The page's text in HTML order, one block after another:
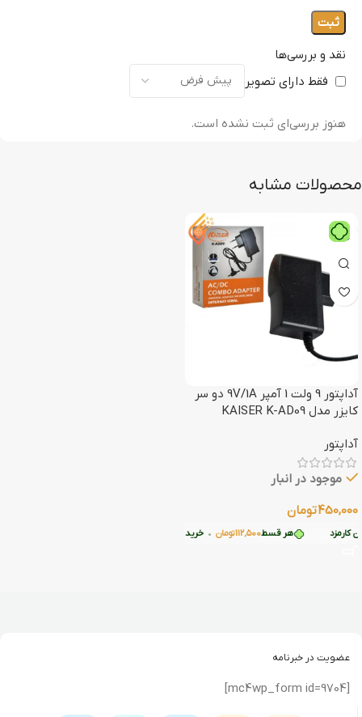
نقد و بررسی‌ها
فقط دارای تصویر
هنوز بررسی‌ای ثبت نشده است.
محصولات مشابه
هر قسط112,500تومان • خرید قسطی با ترب‌پی بدون کارمزد
آداپتور 9 ولت 1 آمپر 9V/1A دو سر
کایزر مدل KAISER K-AD09
آداپتور
موجود در انبار
450,000تومان
افزودن به سبد خرید
عضویت در خبرنامه
[mc4wp_form id=9704]